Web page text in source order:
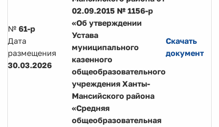
№ 61-р
Дата
размещения
30.03.2026
02.09.2015 № 1156-р
«Об утверждении
Устава
муниципального
казенного
общеобразовательного
учреждения Ханты-
Мансийского района
«Средняя
общеобразовательная
Скачать
документ